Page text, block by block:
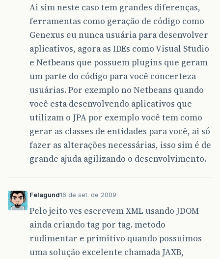
Ai sim neste caso tem grandes diferenças,
ferramentas como geração de código como
Genexus eu nunca usuária para desenvolver
aplicativos, agora as IDEs como Visual Studio
e Netbeans que possuem plugins que geram
um parte do código para você concerteza
usuárias. Por exemplo no Netbeans quando
você esta desenvolvendo aplicativos que
utilizam o JPA por exemplo você tem como
gerar as classes de entidades para você, ai só
fazer as alterações necessárias, isso sim é de
grande ajuda agilizando o desenvolvimento.
Felagund16 de set. de 2009
Pelo jeito vcs escrevem XML usando JDOM
ainda criando tag por tag. metodo
rudimentar e primitivo quando possuimos
uma solução excelente chamada JAXB,